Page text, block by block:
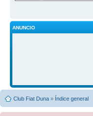
ANUNCIO
Club Fiat Duna » Índice general